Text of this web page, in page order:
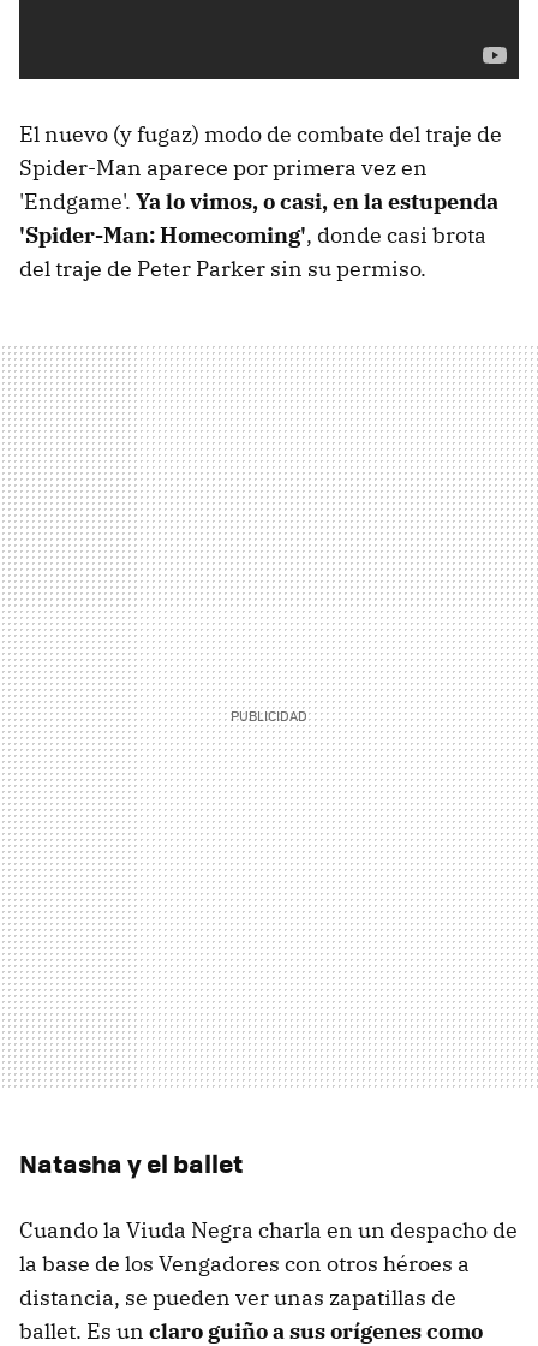
El nuevo (y fugaz) modo de combate del traje de
Spider-Man aparece por primera vez en
'Endgame'. Ya lo vimos, o casi, en la estupenda
'Spider-Man: Homecoming', donde casi brota
del traje de Peter Parker sin su permiso.
Natasha y el ballet
Cuando la Viuda Negra charla en un despacho de
la base de los Vengadores con otros héroes a
distancia, se pueden ver unas zapatillas de
ballet. Es un claro guiño a sus orígenes como